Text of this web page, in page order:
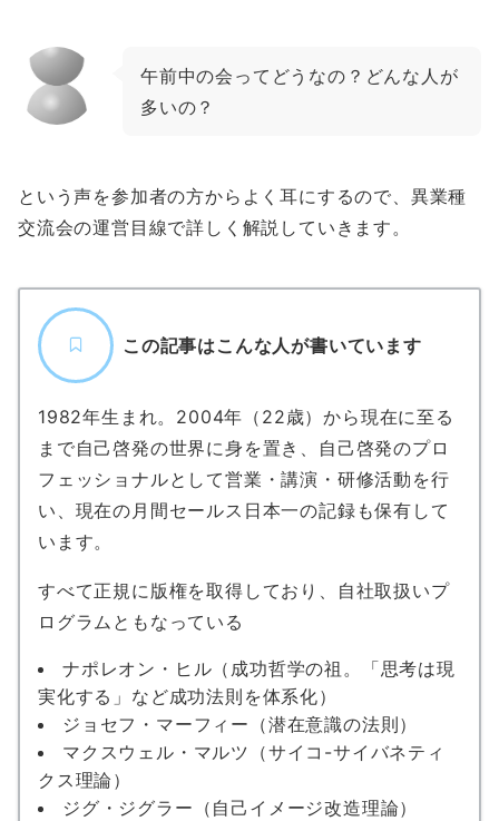
午前中の会ってどうなの？どんな人が
多いの？
という声を参加者の方からよく耳にするので、異業種
交流会の運営目線で詳しく解説していきます。
この記事はこんな人が書いています
1982年生まれ。2004年（22歳）から現在に至る
まで自己啓発の世界に身を置き、自己啓発のプロ
フェッショナルとして営業・講演・研修活動を行
い、現在の月間セールス日本一の記録も保有して
います。
すべて正規に版権を取得しており、自社取扱いプ
ログラムともなっている
ナポレオン・ヒル（成功哲学の祖。「思考は現
実化する」など成功法則を体系化）
ジョセフ・マーフィー（潜在意識の法則）
マクスウェル・マルツ（サイコ-サイバネティ
クス理論）
ジグ・ジグラー（自己イメージ改造理論）